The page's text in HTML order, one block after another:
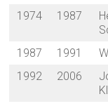
1974 1987
1987 1991
1992
2006